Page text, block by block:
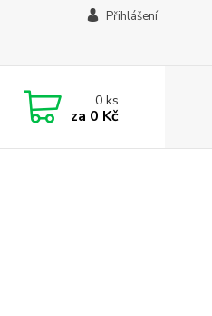
Přihlášení
0ks
za 0 Kč